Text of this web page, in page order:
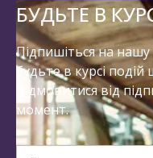
БУДЬТЕ В
Підпишіться на нашу
будьте в курсі
Відмовитися від
момент.
Електронна пошта